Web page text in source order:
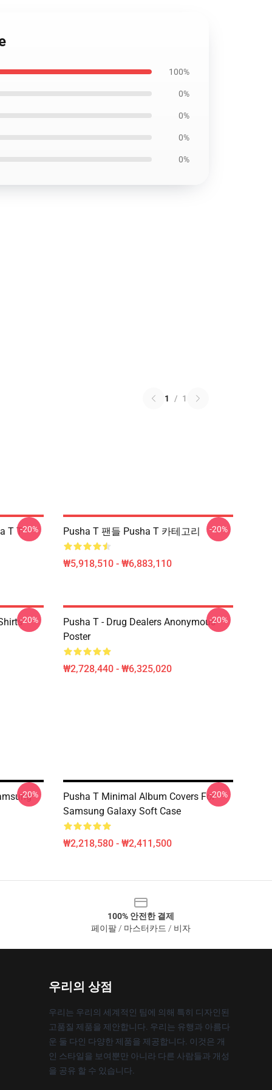
100%
0%
0%
0%
0%
1 / 1
T T--20% Pusha T 팬들 Pusha T 카테고리
₩5,918,510 - ₩6,883,110
-20%
-20%
Pusha T - Drug Dealers Anonymous
Poster
₩2,728,440 - ₩6,325,020
-20%
-20%
Pusha T Minimal Album Covers For
Samsung Galaxy Soft Case
₩2,218,580 - ₩2,411,500
-20%
100% 안전한 결제
페이팔 / 마스터카드 / 비자
우리의 상점
우리는 우리의 세계적인 팀에 의해 특히 디자인된
고품질 제품을 제안합니다. 우리는 유행과 아름다
운 둘 다인 다양한 제품을 제공합니다. 이것은 개
인 스타일을 보여뿐만 아니라 다른 사람들과 개성
을 공유 할 수 있습니다.